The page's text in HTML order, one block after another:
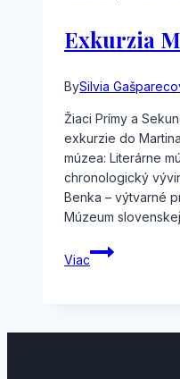
Exkurzia
BySilvia
Žiaci Prímy a
exkurzie do
múzea: Literárne
chronologický
Benka – výtvarné
Múzeum
Viac
Exkurzia
Martin